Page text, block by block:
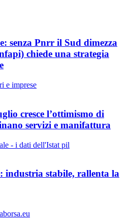
senza Pnrr il Sud dimezza
chiede una strategia
cresce l’ottimismo di
servizi e manifattura
industria stabile, rallenta la